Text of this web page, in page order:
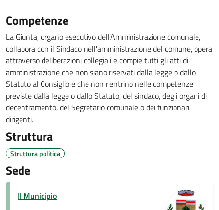
Competenze
La Giunta, organo esecutivo dell'Amministrazione comunale,
collabora con il Sindaco nell'amministrazione del comune, opera
attraverso deliberazioni collegiali e compie tutti gli atti di
amministrazione che non siano riservati dalla legge o dallo
Statuto al Consiglio e che non rientrino nelle competenze
previste dalla legge o dallo Statuto, del sindaco, degli organi di
decentramento, del Segretario comunale o dei funzionari
dirigenti.
Struttura
Struttura politica
Sede
Il Municipio